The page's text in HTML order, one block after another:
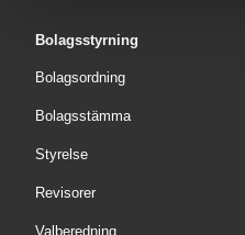
Bolagsstyrning
Bolagsordning
Bolagsstämma
Styrelse
Revisorer
Valberedning